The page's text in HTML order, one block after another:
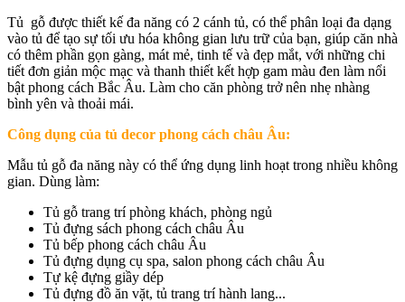
Tủ gỗ được thiết kế đa năng có 2 cánh tủ, có thể phân loại đa dạng
vào tủ để tạo sự tối ưu hóa không gian lưu trữ của bạn, giúp căn nhà
có thêm phần gọn gàng, mát mẻ, tinh tế và đẹp mắt, với những chi
tiết đơn giản mộc mạc và thanh thiết kết hợp gam màu đen làm nổi
bật phong cách Bắc Âu. Làm cho căn phòng trở nên nhẹ nhàng
bình yên và thoải mái.
Công dụng của tủ decor phong cách châu Âu:
Mẫu tủ gỗ đa năng này có thể ứng dụng linh hoạt trong nhiều không
gian. Dùng làm:
Tủ gỗ trang trí phòng khách, phòng ngủ
Tủ đựng sách phong cách châu Âu
Tủ bếp phong cách châu Âu
Tủ đựng dụng cụ spa, salon phong cách châu Âu
Tự kệ đựng giầy dép
Tủ đựng đồ ăn vặt, tủ trang trí hành lang...